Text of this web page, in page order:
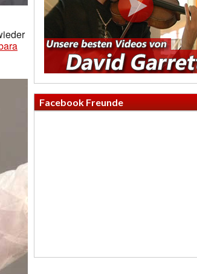
Facebook Freunde